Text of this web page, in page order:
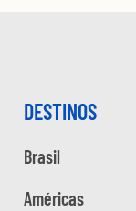
DESTINOS
Brasil
Américas